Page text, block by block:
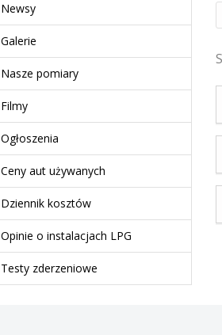
Newsy
Galerie
Nasze pomiary
Filmy
Ogłoszenia
Ceny aut używanych
Dziennik kosztów
Opinie o instalacjach LPG
Testy zderzeniowe